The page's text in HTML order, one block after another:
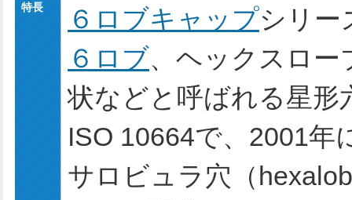
特長 ６ロブキャップシリー
６ロブ、ヘックスロー
状などと呼ばれる星形
ISO 10664で、2001年
サロビュラ穴（